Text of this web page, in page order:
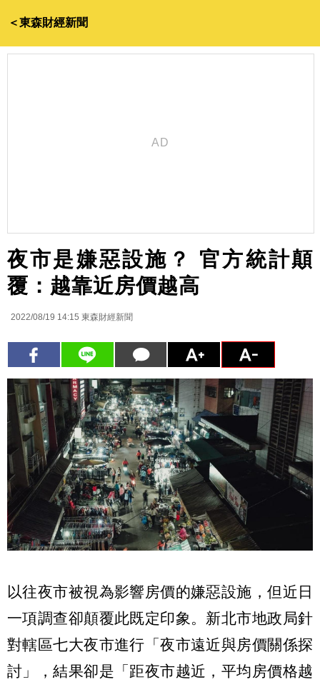
＜東森財經新聞
夜市是嫌惡設施？ 官方統計顛
覆：越靠近房價越高
2022/08/19 14:15 東森財經新聞
以往夜市被視為影響房價的嫌惡設施，但近日
一項調查卻顛覆此既定印象。新北市地政局針
對轄區七大夜市進行「夜市遠近與房價關係探
討」，結果卻是「距夜市越近，平均房價格越